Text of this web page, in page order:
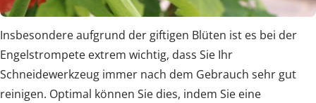
Insbesondere aufgrund der giftigen Blüten ist es bei der
Engelstrompete extrem wichtig, dass Sie Ihr
Schneidewerkzeug immer nach dem Gebrauch sehr gut
reinigen. Optimal können Sie dies, indem Sie eine